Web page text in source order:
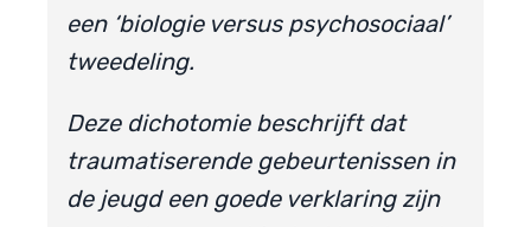
een ‘biologie versus psychosociaal’
tweedeling.
Deze dichotomie beschrijft dat
traumatiserende gebeurtenissen in
de jeugd een goede verklaring zijn